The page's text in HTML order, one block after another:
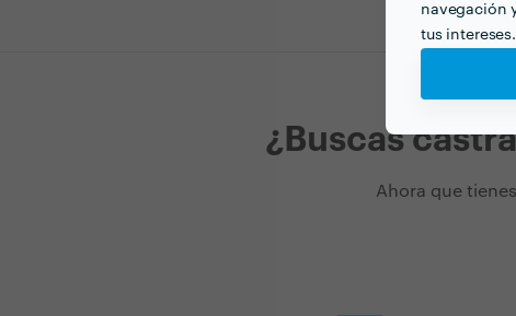
navegación
tus
¿Buscas
Ahora que